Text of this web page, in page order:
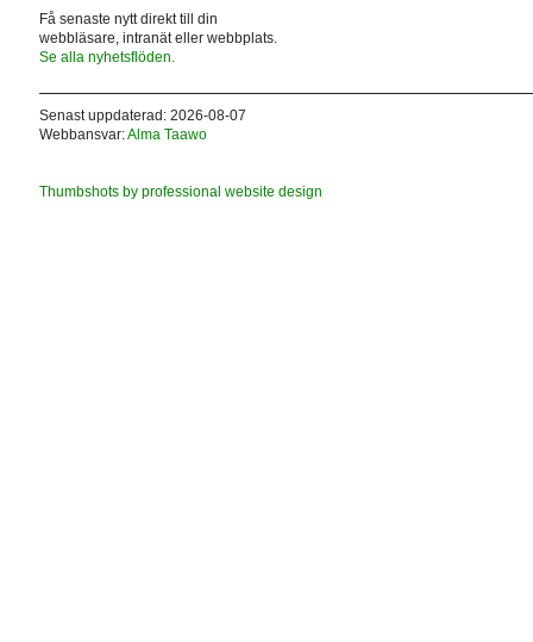
Få senaste nytt direkt till din
webbläsare, intranät eller webbplats.
Se alla nyhetsflöden.
Senast uppdaterad: 2026-08-07
Webbansvar:Alma Taawo
Thumbshots by professional website design